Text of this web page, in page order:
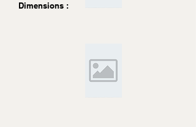
Dimensions :